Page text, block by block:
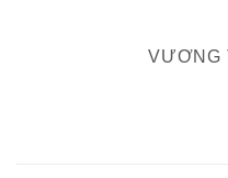
VƯƠNG